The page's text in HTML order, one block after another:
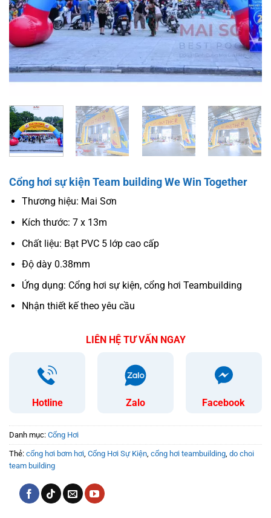
Cổng hơi sự kiện Team building We Win Together
Thương hiệu: Mai Sơn
Kích thước: 7 x 13m
Chất liệu: Bạt PVC 5 lớp cao cấp
Độ dày 0.38mm
Ứng dụng: Cổng hơi sự kiện, cổng hơi Teambuilding
Nhận thiết kế theo yêu cầu
LIÊN HỆ TƯ VẤN NGAY
Hotline Zalo Facebook
Danh mục: Cổng Hơi
Thẻ: cổng hơi bơm hơi, Cổng Hơi Sự Kiện, cổng hơi teambuilding, do choi
team building